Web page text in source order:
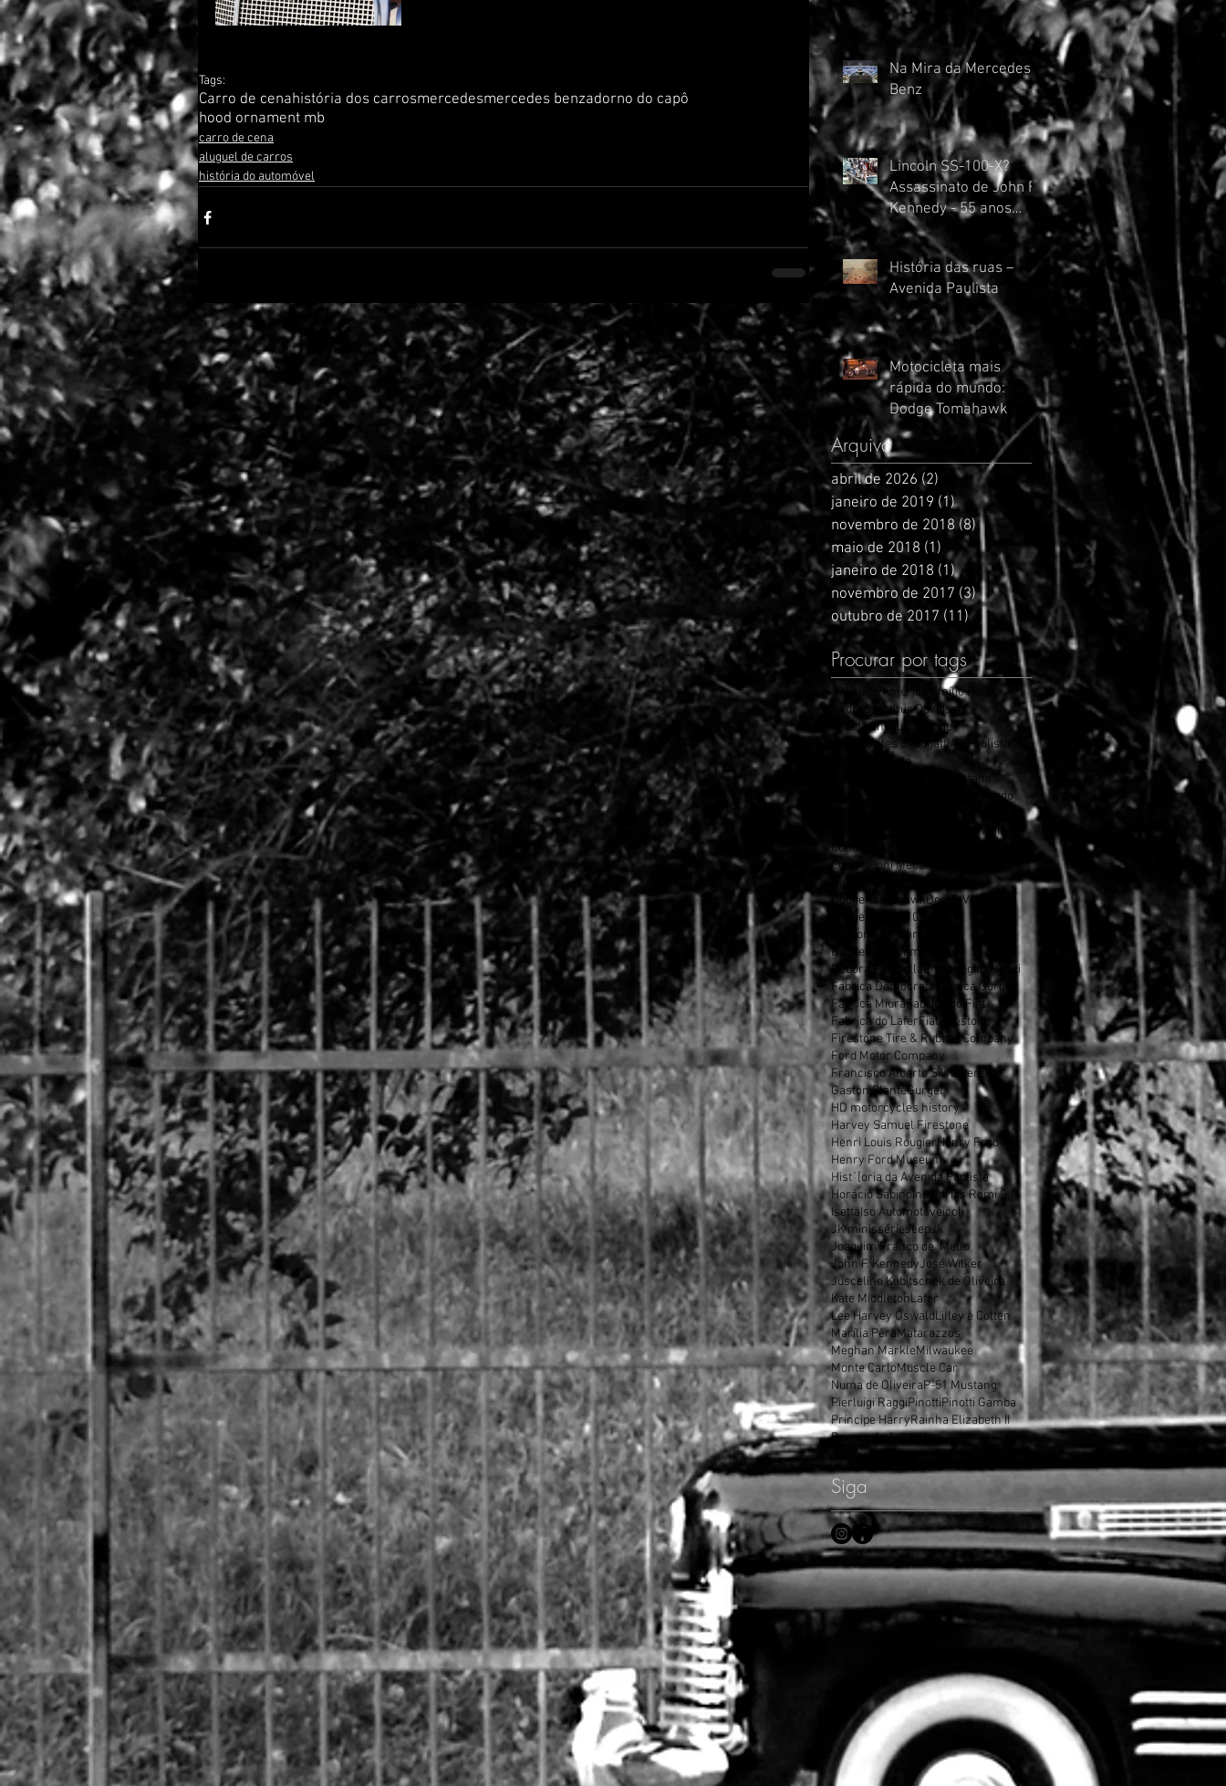
Tags:
Carro de cenahistória dos carrosmercedesmercedes benzadorno do capô
hood ornament mb
carro de cena
aluguel de carros
história do automóvel
Na Mira da Mercedes
Benz
Lincoln SS-100-X?
Assassinato de John F.
Kennedy - 55 anos
atrás.
História das ruas –
Avenida Paulista
Motocicleta mais
rápida do mundo:
Dodge Tomahawk
Arquivo
abril de 2026 (2) 2 posts
janeiro de 2019 (1)1 post
novembro de 2018 (8)8 posts
maio de 2018 (1) 1 post
janeiro de 2018 (1)1 post
novembro de 2017 (3)3 posts
outubro de 2017 (11)11 posts
Procurar por tags
1911 1959Américo Emílio Romi
Andraus
Arthur Davidson
Ascot Landau Carriage
Automobiles E. BugattiAv. Paulista
Barões do Café
Bela Época da Elite Paulistana
Caio Prado
Castelo de Windsor
Chrysler brasil
Conde Francisco Matarazzo
Contruzioni Mecaniche National
Dallas
Dodge TomahawkDodge Viper
Dodge Viper V10 SRT10
Dumont´s Villares
Duquesa de Cambridge
Débora FalabellaErmenegildo Preti
Fabrica Democrata Fabrica Gurgel
Fabrica MiuraFabrica do Fiat
Fabrica do LaferFiat Firestone
Firestone Tire & Rubber Company
Ford Motor Company
Francisco Alberto Silva Pereira
Gaston PlantéGurgel
HD motorcycles history
Harvey Samuel Firestone
Henri Louis RougierHenry Ford
Henry Ford Museum
Hist´[oria da Avenida Paulista
Horácio SabinoIndústrias Romi S.A
IsettaIso Automotoveicoli
JK minissérieJeepJk
Joaquim Franco de Mello
John F. KennedyJosé Wilker
Juscelino Kubitschek de Oliveira
Kate MiddletonLafer
Lee Harvey OswaldLilley e Colten
Marília PêraMatarazzos
Meghan MarkleMilwaukee
Monte CarloMuscle Car
Numa de OliveiraP-51 Mustang
Pierluigi RaggiPinottiPinotti Gamba
Príncipe HarryRainha Elizabeth II
Ramos de Azevedo
Siga